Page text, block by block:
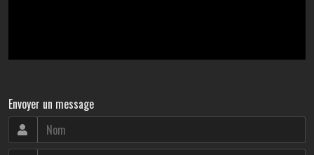
Envoyer un message